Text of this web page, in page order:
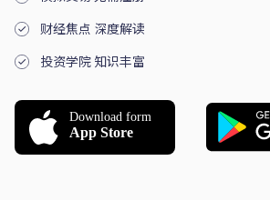
财经焦点 深度解读
投资学院 知识丰富